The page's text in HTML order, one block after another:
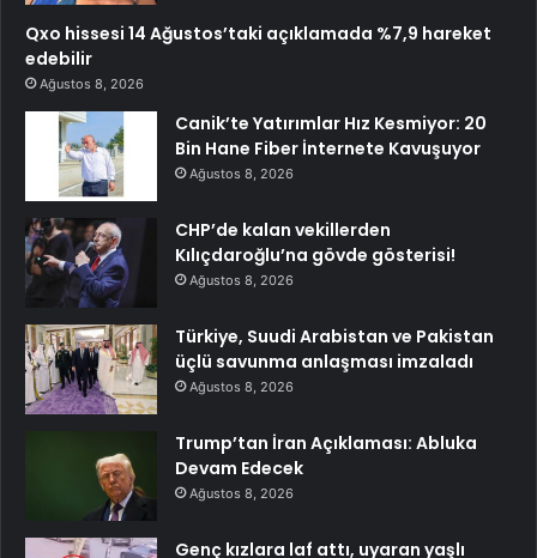
Qxo hissesi 14 Ağustos’taki açıklamada %7,9 hareket
edebilir
Ağustos 8, 2026
Canik’te Yatırımlar Hız Kesmiyor: 20
Bin Hane Fiber İnternete Kavuşuyor
Ağustos 8, 2026
CHP’de kalan vekillerden
Kılıçdaroğlu’na gövde gösterisi!
Ağustos 8, 2026
Türkiye, Suudi Arabistan ve Pakistan
üçlü savunma anlaşması imzaladı
Ağustos 8, 2026
Trump’tan İran Açıklaması: Abluka
Devam Edecek
Ağustos 8, 2026
Genç kızlara laf attı, uyaran yaşlı